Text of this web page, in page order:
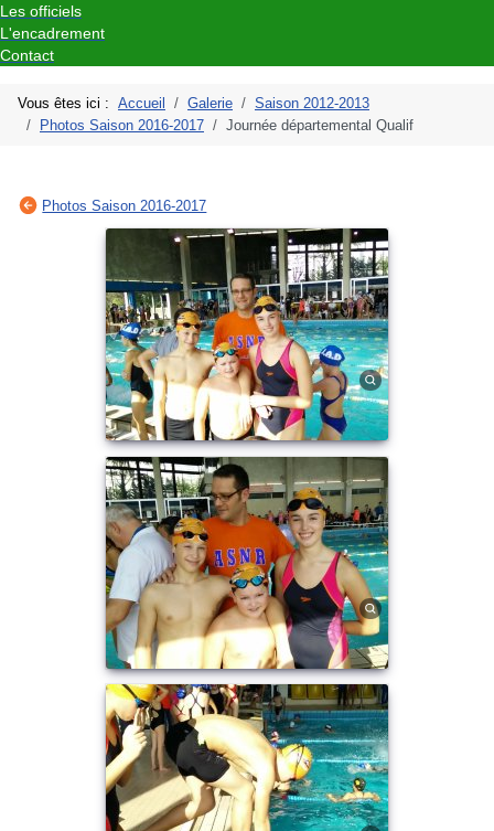
Les officiels
L'encadrement
Contact
Vous êtes ici : Accueil Galerie
Saison 2012-2013
Photos Saison 2016-2017
Journée départemental Qualif
Photos Saison 2016-2017